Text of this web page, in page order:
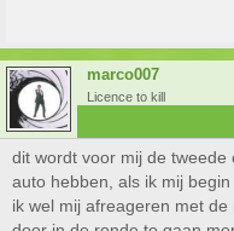
marco007
Licence to kill
dit wordt voor mij de
auto hebben, als ik mij
ik wel mij afreageren met